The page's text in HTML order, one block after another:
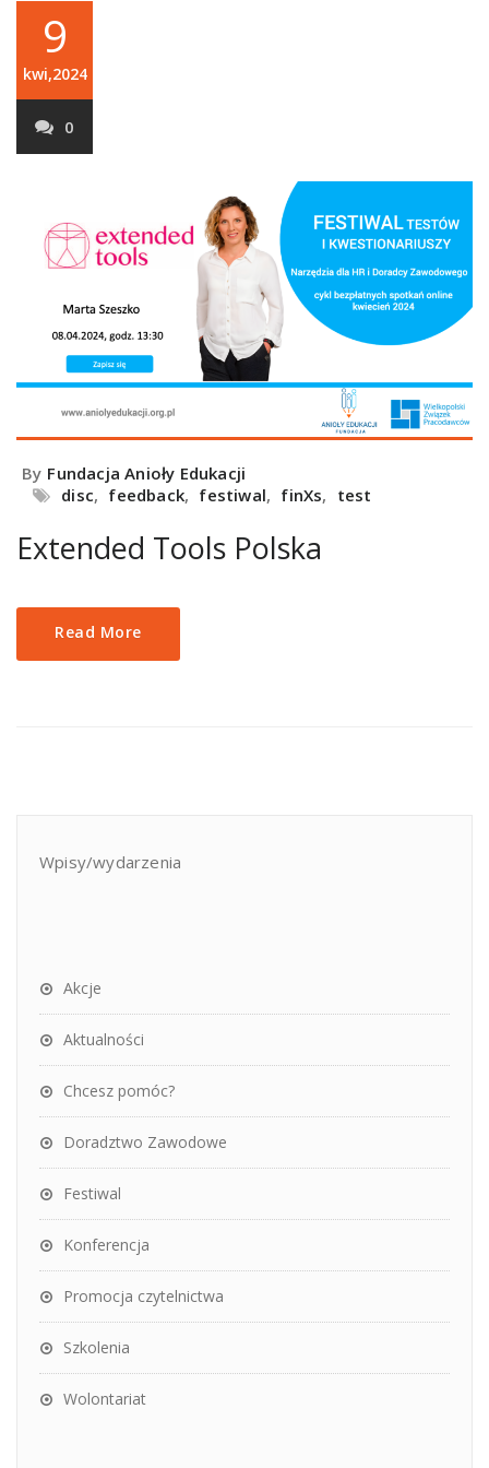
9
kwi,2024
0
By Fundacja Anioły Edukacji
disc, feedback, festiwal, finXs, test
Extended Tools Polska
Read More
Wpisy/wydarzenia
Akcje
Aktualności
Chcesz pomóc?
Doradztwo Zawodowe
Festiwal
Konferencja
Promocja czytelnictwa
Szkolenia
Wolontariat